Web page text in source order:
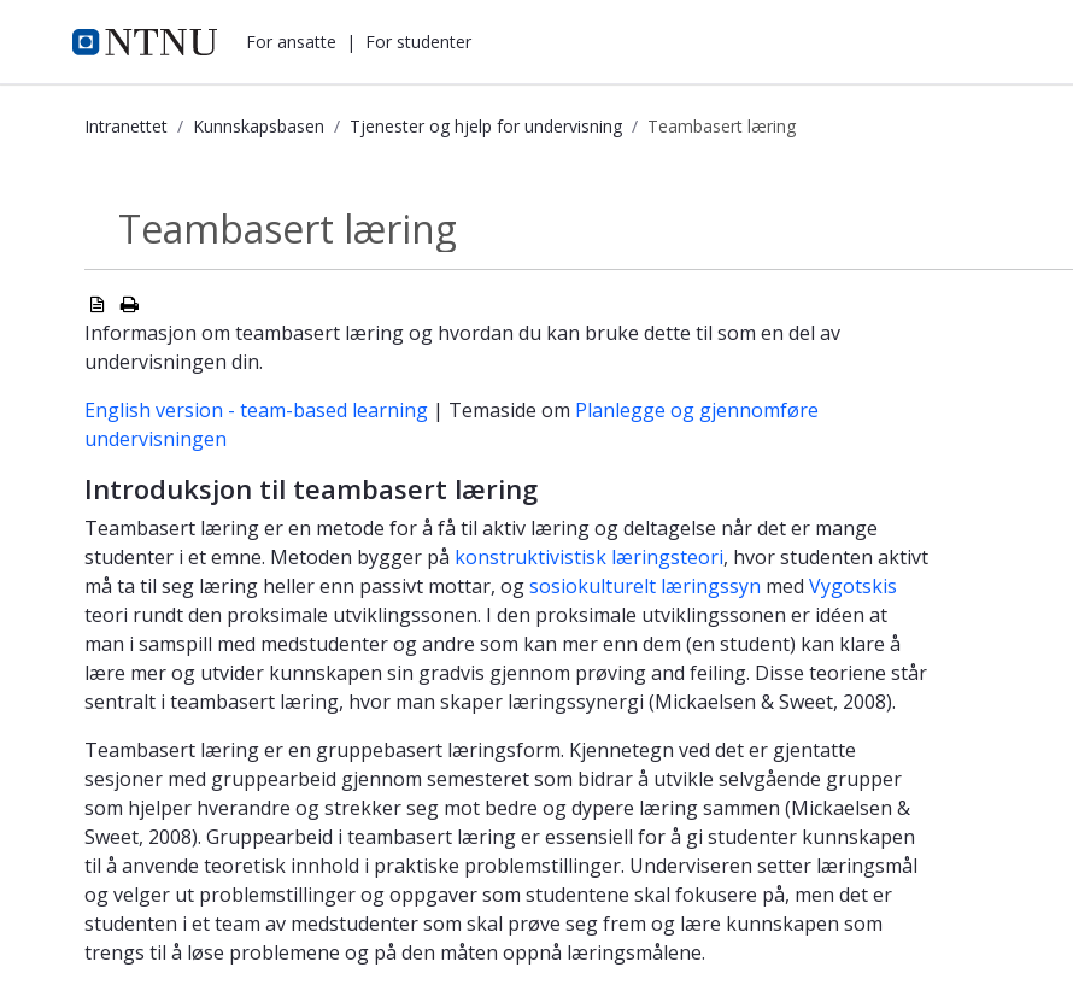
i.ntnu.no For ansatte | For studenter
Intranettet Kunnskapsbasen Tjenester og hjelp for undervisning Teambasert læring
Tjenester og...
Teambasert læring
Informasjon om teambasert læring og hvordan du kan bruke dette til som en del av
undervisningen din.
English version - team-based learning | Temaside om Planlegge og gjennomføre
undervisningen
Introduksjon til teambasert læring
Teambasert læring er en metode for å få til aktiv læring og deltagelse når det er mange
studenter i et emne. Metoden bygger på konstruktivistisk læringsteori, hvor studenten aktivt
må ta til seg læring heller enn passivt mottar, ogsosiokulturelt læringssyn med Vygotskis
teori rundt den proksimale utviklingssonen. I den proksimale utviklingssonen er idéen at
man i samspill med medstudenter og andre som kan mer enn dem (en student) kan klare å
lære mer og utvider kunnskapen sin gradvis gjennom prøving and feiling. Disse teoriene står
sentralt i teambasert læring, hvor man skaper læringssynergi (Mickaelsen & Sweet, 2008).
Teambasert læring er en gruppebasert læringsform. Kjennetegn ved det er gjentatte
sesjoner med gruppearbeid gjennom semesteret som bidrar å utvikle selvgående grupper
som hjelper hverandre og strekker seg mot bedre og dypere læring sammen (Mickaelsen &
Sweet, 2008). Gruppearbeid i teambasert læring er essensiell for å gi studenter kunnskapen
til å anvende teoretisk innhold i praktiske problemstillinger. Underviseren setter læringsmål
og velger ut problemstillinger og oppgaver som studentene skal fokusere på, men det er
studenten i et team av medstudenter som skal prøve seg frem og lære kunnskapen som
trengs til å løse problemene og på den måten oppnå læringsmålene.